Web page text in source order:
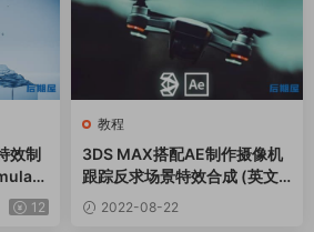
效制
12
教程
3DS MAX搭配AE制作摄像机
跟踪反求场景特效合成 (英文
字幕) Learn VFX Camera Tra
cking And Compositing
2022-08-22